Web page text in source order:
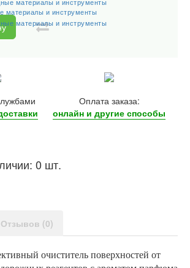
материалы и инструменты
Оплата заказа:
онлайн и другие способы
0 шт.
Отзывов (0)
очиститель поверхностей от